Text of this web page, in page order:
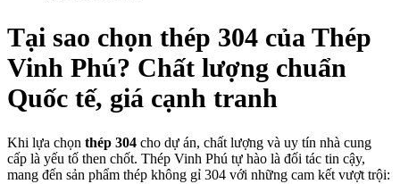
Tại sao chọn thép 304 của Thép
Vinh Phú? Chất lượng chuẩn
Quốc tế, giá cạnh tranh
Khi lựa chọn thép 304 cho dự án, chất lượng và uy tín nhà cung
cấp là yếu tố then chốt. Thép Vinh Phú tự hào là đối tác tin cậy,
mang đến sản phẩm thép không gỉ 304 với những cam kết vượt trội: